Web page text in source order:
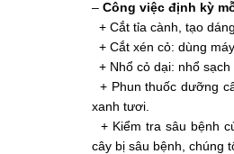
– Công việc định kỳ
+ Cắt tỉa cành, tạo
+ Cắt xén cỏ: dùng
+ Nhổ cỏ dại: nhổ
+ Phun thuốc dưỡng
xanh tươi.
+ Kiểm tra sâu bệnh
cây bị sâu bệnh, chúng